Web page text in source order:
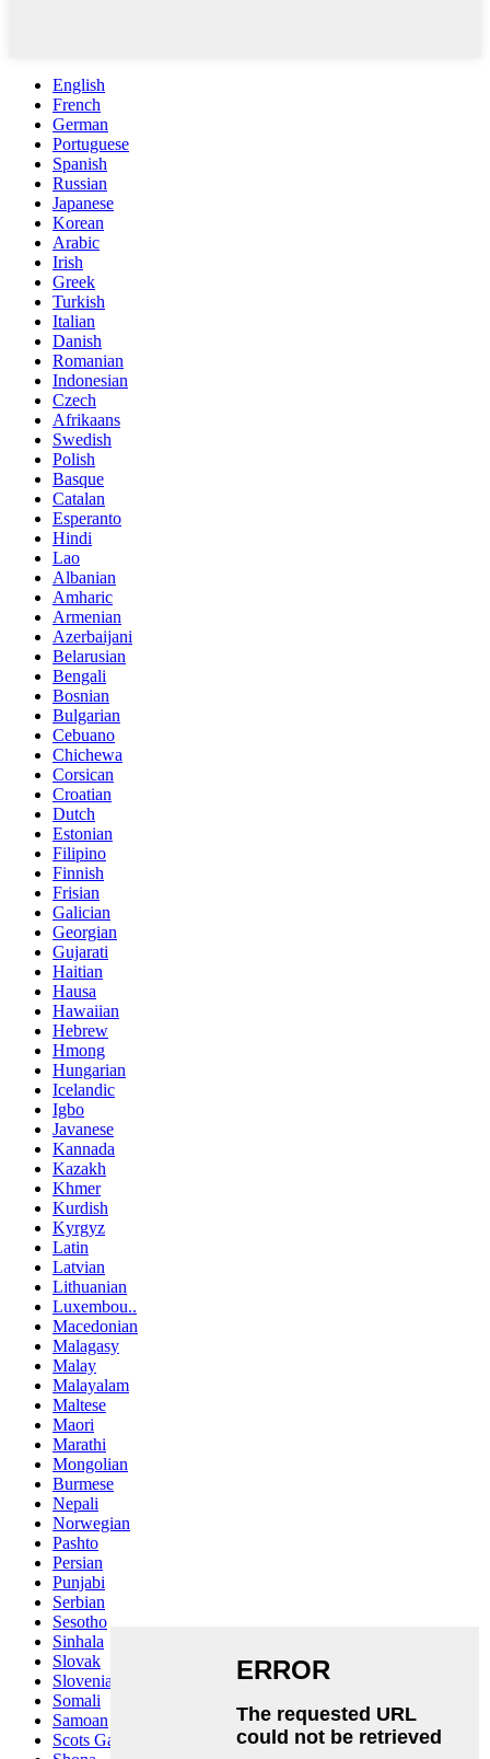
English
French
German
Portuguese
Spanish
Russian
Japanese
Korean
Arabic
Irish
Greek
Turkish
Italian
Danish
Romanian
Indonesian
Czech
Afrikaans
Swedish
Polish
Basque
Catalan
Esperanto
Hindi
Lao
Albanian
Amharic
Armenian
Azerbaijani
Belarusian
Bengali
Bosnian
Bulgarian
Cebuano
Chichewa
Corsican
Croatian
Dutch
Estonian
Filipino
Finnish
Frisian
Galician
Georgian
Gujarati
Haitian
Hausa
Hawaiian
Hebrew
Hmong
Hungarian
Icelandic
Igbo
Javanese
Kannada
Kazakh
Khmer
Kurdish
Kyrgyz
Latin
Latvian
Lithuanian
Luxembou..
Macedonian
Malagasy
Malay
Malayalam
Maltese
Maori
Marathi
Mongolian
Burmese
Nepali
Norwegian
Pashto
Persian
Punjabi
Serbian
Sesotho
Sinhala
Slovak
Slovenian
Somali
Samoan
Scots Gaelic